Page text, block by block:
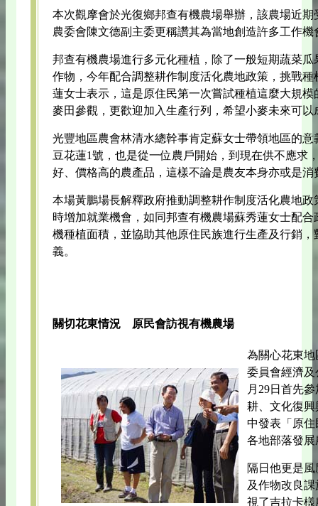
本次觀摩會於光復鄉邦查有機農場舉辦，該農場近
農委會陳文德副主委更稱讚其為當地創造許多工作
邦查有機農場進行多元化種植，除了一般短期蔬菜
作物，今年配合調整耕作制度活化農地政策，挑戰
蓮女士表示，這是原住民第一次嘗試種植這麼大規
麥田參觀，更歡迎加入生產行列，希望小麥未來可以
光豐地區農會林清水總幹事肯定蘇女士帶領地區的
豆花蓮1號，也是從一位農戶開始，到現在供不應求
好、價格高的農產品，這樣不論是農友本身亦或是消
本場黃鵬場長解釋政府推動調整耕作制度活化農地
時增加就業機會，如同邦查有機農場蘇秀蓮女士配
機種植面積，並協助其他原住民族進行生產及行銷
義。
關切花東情況 原民會訪視有機農場
為關心花東
委員會經濟
月29日首先
耕、文化復
中發表「原
各地部落發
隔日他更是
及作物改良
視了吉拉卡